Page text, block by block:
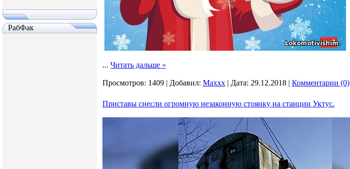
РабФак
... Читать дальше »
Просмотров: 1409 | Добавил: Maxxx | Дата: 29.12.2018 | Комментарии (0)
Приставы снесли огромную незаконную стоянку на станции Уктус.